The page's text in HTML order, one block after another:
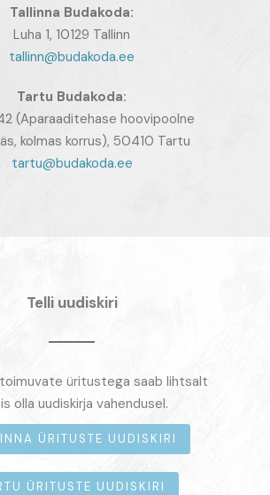
Tallinna Budakoda:
Luha 1, 10129 Tallinn
tallinn@budakoda.ee
Tartu Budakoda:
(Aparaaditehase hoovipoolne
kolmas korrus), 50410 Tartu
tartu@budakoda.ee
Telli uudiskiri
üritustega saab lihtsalt
olla uudiskirja vahendusel.
ÜRITUSTE UUDISKIRI
ÜRITUSTE UUDISKIRI